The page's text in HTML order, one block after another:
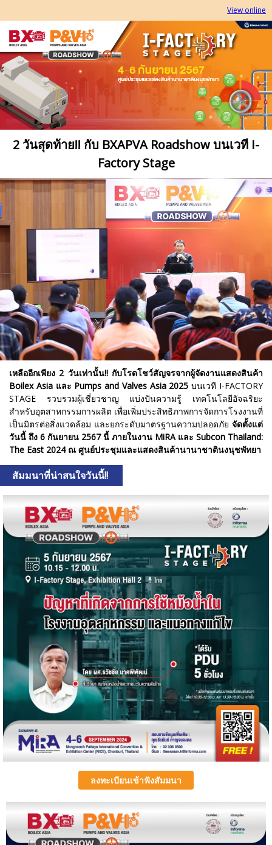
View online
2 วันสุดท้าย!! กับ BXAPVA Roadshowบนเวที I-
Factory Stage
เหลืออีกเพียง 2วันเท่านั้น!!กับโรดโชว์สัญจรจากผู้จัดงานแสดงสินค้า
Boilex Asia และ Pumps and Valves Asia 2025บนเวที I-FACTORY
STAGE รวบรวมผู้เชี่ยวชาญ แบ่งปันความรู้ เทคโนโลยีอัจฉริยะ
สำหรับอุตสาหกรรมการผลิต เพื่อเพิ่มประสิทธิภาพการจัดการโรงงานที่
เป็นมิตรต่อสิ่งแวดล้อม และยกระดับมาตรฐานความปลอดภัย จัดตั้งแต่
วันนี้ ถึง 6 กันยายน 2567นี้ ภายในงาน MiRA และ Subcon Thailand:
The East 2024ณ ศูนย์ประชุมและแสดงสินค้านานาชาตินงนุชพัทยา
สัมมนาที่น่าสนใจวันนี้!!
ลงทะเบียนเข้าฟังสัมมนา